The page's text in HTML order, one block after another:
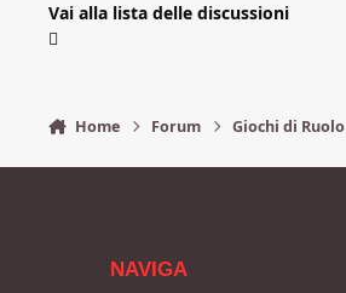
Vai alla lista delle discussioni
Home Forum Giochi di Ruolo
NAVIGA